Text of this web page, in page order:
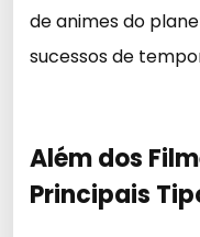
de animes do
sucessos de
Além dos
Principais